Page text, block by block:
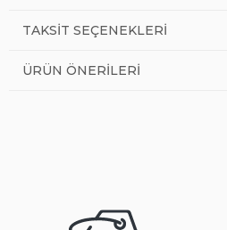
TAKSIT SEÇENEKLERI
ÜRÜN ÖNERILERI